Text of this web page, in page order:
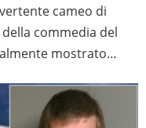
cameo di
commedia del
mostrato…